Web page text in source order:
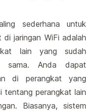
sederhana untuk
jaringan WiFi adalah
lain yang sudah
sama. Anda dapat
di perangkat yang
tentang perangkat lain
Biasanya, sistem